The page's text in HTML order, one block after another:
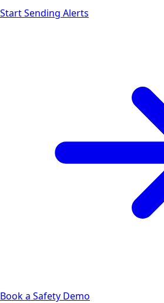
Start Sending Alerts
Book a Safety Demo